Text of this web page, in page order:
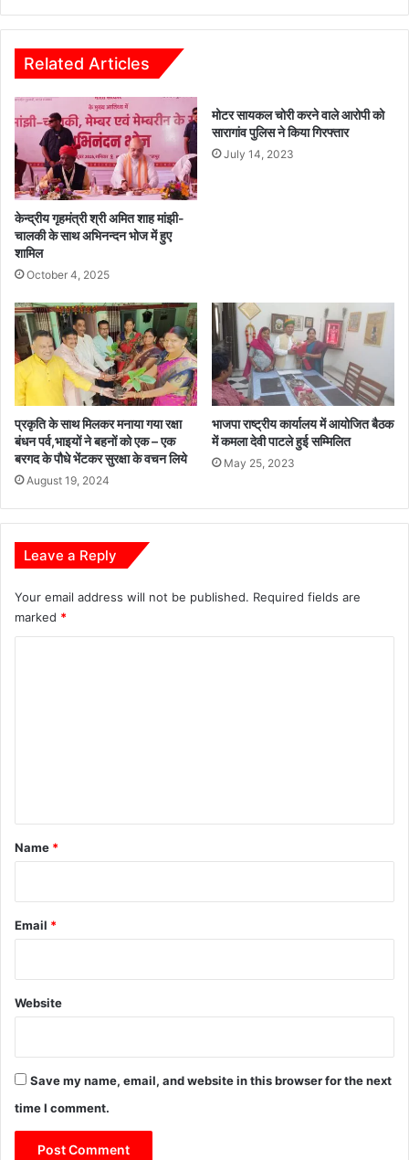
न
नि
धि
यों
अ
धि
का
रि
यों
औ
र
द्या
र्थि
यों
ने
कि
या
सा
मू
हि
क
त्ती
य
प्र
यो
शा
ला
एं
,
वि
द्या
र्थि
को
खे
ल
-
खे
ल
में
मि
ले
गी
किं
ग
च
त
,
सु
र
क्षा
स
म
झ
Related Articles
केन्द्रीय गृहमंत्री श्री अमित शाह मांझी-
चालकी के साथ अभिनन्दन भोज में हुए
शामिल
October 4, 2025
मोटर सायकल चोरी करने वाले आरोपी को
सारागांव पुलिस ने किया गिरफ्तार
July 14, 2023
प्रकृति के साथ मिलकर मनाया गया रक्षा
बंधन पर्व,भाइयों ने बहनों को एक – एक
बरगद के पौधे भेंटकर सुरक्षा के वचन लिये
August 19, 2024
भाजपा राष्ट्रीय कार्यालय में आयोजित बैठक
में कमला देवी पाटले हुई सम्मिलित
May 25, 2023
Leave a Reply
Your email address will not be published. Required fields are
marked *
*
Name *
Email *
Website
Save my name, email, and website in this browser for the next
time I comment.